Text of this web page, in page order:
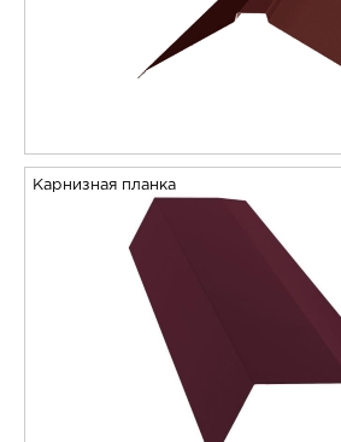
Карнизная планка